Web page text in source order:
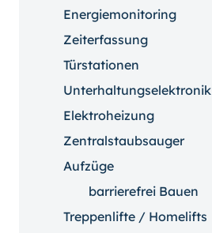
Energiemonitoring
Zeiterfassung
Türstationen
Unterhaltungselektronik
Elektroheizung
Zentralstaubsauger
Aufzüge
barrierefrei Bauen
Treppenlifte / Homelifts